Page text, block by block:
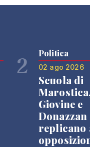
2 Politica
02 ago 2026
Scuola di
Giovine e
Donazzan
replicano